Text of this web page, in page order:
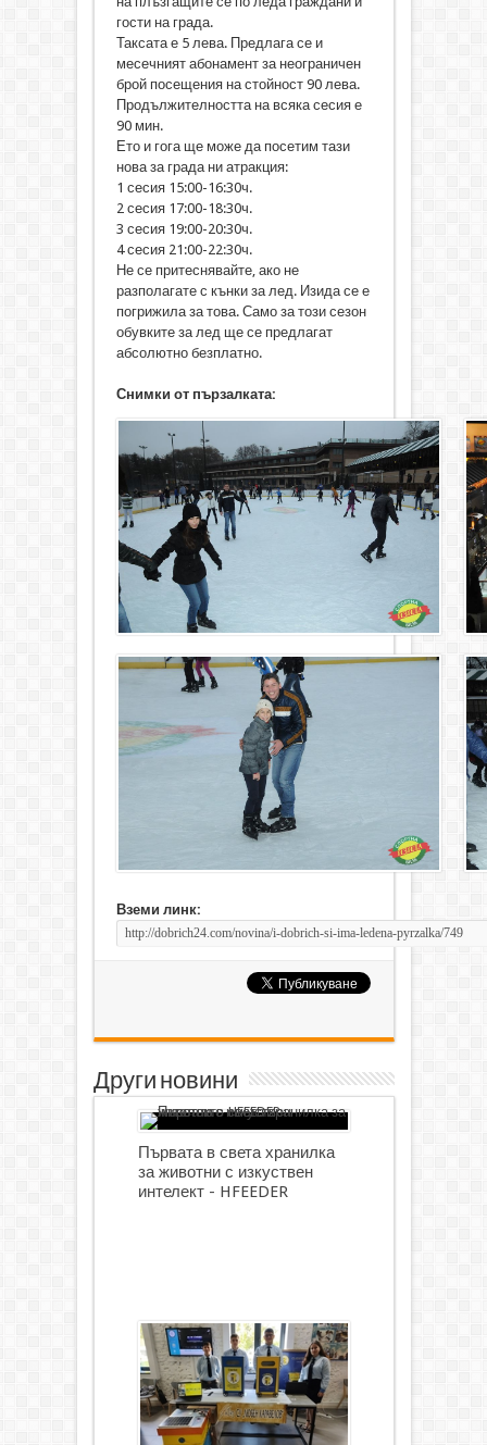
гости на града.
Таксата е 5 лева. Предлага се и
месечният абонамент за неограничен
брой посещения на стойност 90 лева.
Продължителността на всяка сесия е
90 мин.
Ето и гога ще може да посетим тази
нова за града ни атракция:
1 сесия 15:00-16:30ч.
2 сесия 17:00-18:30ч.
3 сесия 19:00-20:30ч.
4 сесия 21:00-22:30ч.
Не се притеснявайте, ако не
разполагате с кънки за лед. Изида се е
погрижила за това. Само за този сезон
обувките за лед ще се предлагат
абсолютно безплатно.
Снимки от пързалката:
Вземи линк:
Други новини
Първата в света хранилка
за животни с изкуствен
интелект - HFEEDER